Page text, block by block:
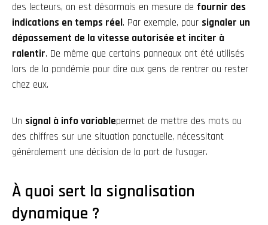
des lecteurs, on est désormais en mesure de fournir des
indications en temps réel. Par exemple, pour signaler un
dépassement de la vitesse autorisée et inciter à
ralentir. De même que certains panneaux ont été utilisés
lors de la pandémie pour dire aux gens de rentrer ou rester
chez eux.
Un signal à info variablepermet de mettre des mots ou
des chiffres sur une situation ponctuelle, nécessitant
généralement une décision de la part de l’usager.
À quoi sert la signalisation
dynamique ?